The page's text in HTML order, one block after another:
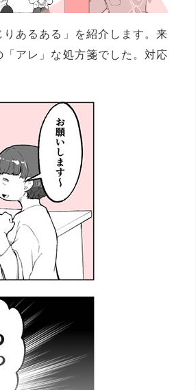
あるある」を紹介します。来
アレ」な処方箋でした。対応